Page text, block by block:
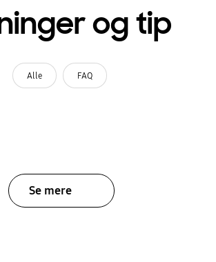
og tip
Alle FAQ
Se mere